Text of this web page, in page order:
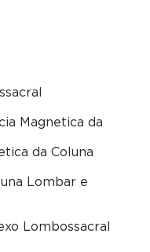
Magnetica da
da Coluna
Lombar e
Lombossacral